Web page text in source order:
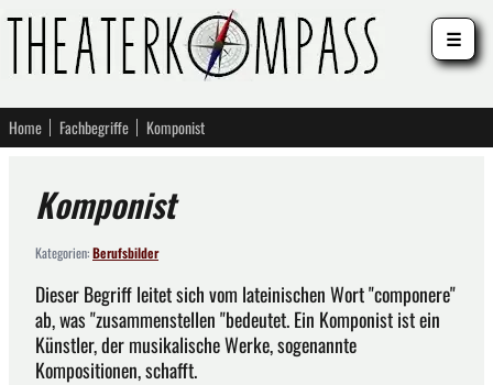
Home Fachbegriffe Komponist
Komponist
Kategorien:Berufsbilder
Dieser Begriff leitet sich vom lateinischen Wort "componere"
ab, was "zusammenstellen "bedeutet. Ein Komponist ist ein
Künstler, der musikalische Werke, sogenannte
Kompositionen, schafft.
☰